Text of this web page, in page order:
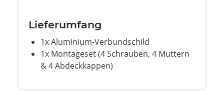
Lieferumfang
1x Aluminium-Verbundschild
1x Montageset (4 Schrauben, 4 Muttern
& 4 Abdeckkappen)